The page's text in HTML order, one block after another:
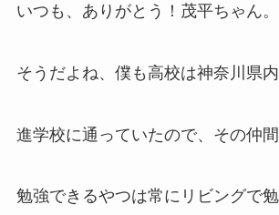
いつも、ありがとう！茂平ちゃん。
そうだよね、僕も高校は神奈川県
進学校に通っていたので、その仲
勉強できるやつは常にリビングで